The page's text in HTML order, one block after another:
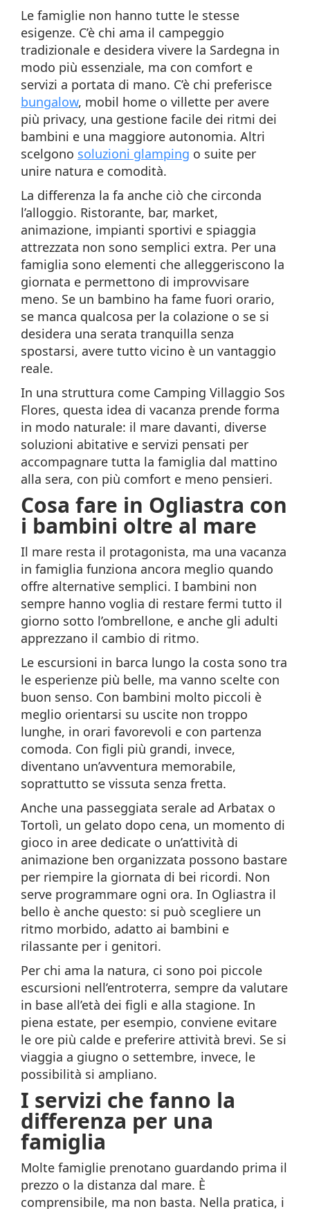
Le famiglie non hanno tutte le stesse
esigenze. C’è chi ama il campeggio
tradizionale e desidera vivere la Sardegna in
modo più essenziale, ma con comfort e
servizi a portata di mano. C’è chi preferisce
bungalow, mobil home o villette per avere
più privacy, una gestione facile dei ritmi dei
bambini e una maggiore autonomia. Altri
scelgono soluzioni glamping o suite per
unire natura e comodità.
La differenza la fa anche ciò che circonda
l’alloggio. Ristorante, bar, market,
animazione, impianti sportivi e spiaggia
attrezzata non sono semplici extra. Per una
famiglia sono elementi che alleggeriscono la
giornata e permettono di improvvisare
meno. Se un bambino ha fame fuori orario,
se manca qualcosa per la colazione o se si
desidera una serata tranquilla senza
spostarsi, avere tutto vicino è un vantaggio
reale.
In una struttura come Camping Villaggio Sos
Flores, questa idea di vacanza prende forma
in modo naturale: il mare davanti, diverse
soluzioni abitative e servizi pensati per
accompagnare tutta la famiglia dal mattino
alla sera, con più comfort e meno pensieri.
Cosa fare in Ogliastra con
i bambini oltre al mare
Il mare resta il protagonista, ma una vacanza
in famiglia funziona ancora meglio quando
offre alternative semplici. I bambini non
sempre hanno voglia di restare fermi tutto il
giorno sotto l’ombrellone, e anche gli adulti
apprezzano il cambio di ritmo.
Le escursioni in barca lungo la costa sono tra
le esperienze più belle, ma vanno scelte con
buon senso. Con bambini molto piccoli è
meglio orientarsi su uscite non troppo
lunghe, in orari favorevoli e con partenza
comoda. Con figli più grandi, invece,
diventano un’avventura memorabile,
soprattutto se vissuta senza fretta.
Anche una passeggiata serale ad Arbatax o
Tortolì, un gelato dopo cena, un momento di
gioco in aree dedicate o un’attività di
animazione ben organizzata possono bastare
per riempire la giornata di bei ricordi. Non
serve programmare ogni ora. In Ogliastra il
bello è anche questo: si può scegliere un
ritmo morbido, adatto ai bambini e
rilassante per i genitori.
Per chi ama la natura, ci sono poi piccole
escursioni nell’entroterra, sempre da valutare
in base all’età dei figli e alla stagione. In
piena estate, per esempio, conviene evitare
le ore più calde e preferire attività brevi. Se si
viaggia a giugno o settembre, invece, le
possibilità si ampliano.
I servizi che fanno la
differenza per una
famiglia
Molte famiglie prenotano guardando prima il
prezzo o la distanza dal mare. È
comprensibile, ma non basta. Nella pratica, i